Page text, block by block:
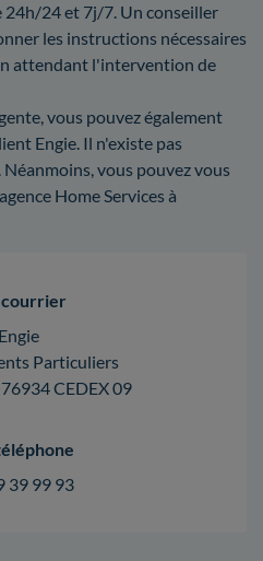
24 et 7j/7. Un conseiller
les instructions nécessaires
attendant l'intervention de
vous pouvez également
Engie. Il n'existe pas
vous pouvez vous
Home Services à
courrier
Engie
Particuliers
CEDEX 09
39 99 93